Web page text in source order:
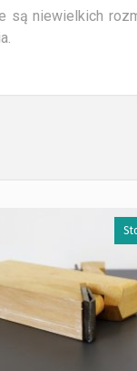
są niewielkich